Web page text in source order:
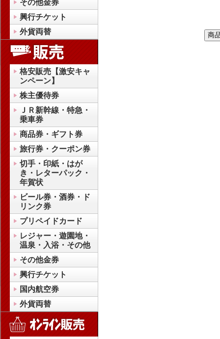
その他金券
興行チケット
外貨両替
格安販売【激安キャ
ンペーン】
株主優待券
ＪＲ新幹線・特急・
乗車券
商品券・ギフト券
旅行券・クーポン券
切手・印紙・はが
き・レターパック・
年賀状
ビール券・酒券・ド
リンク券
プリペイドカード
レジャー・遊園地・
温泉・入浴・その他
その他金券
興行チケット
国内航空券
外貨両替